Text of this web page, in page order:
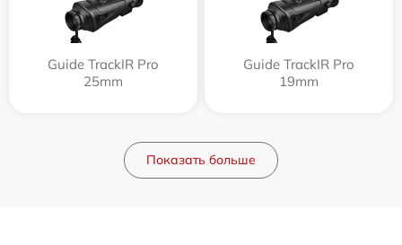
Guide TrackIR Pro
25mm
Guide TrackIR Pro
19mm
Показать больше